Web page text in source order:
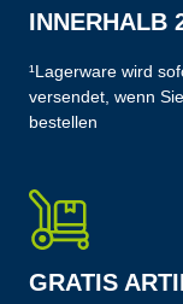
INNERHALB
¹Lagerware wird
versendet, wenn
bestellen
GRATIS